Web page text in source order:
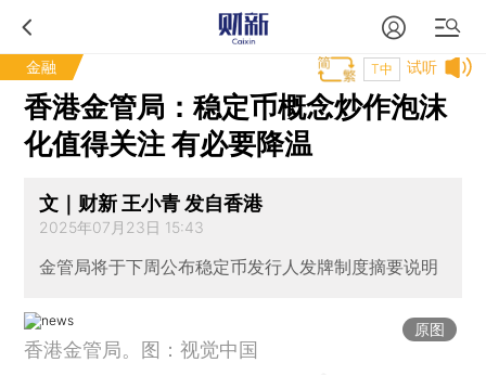
金融 试听
T中
香港金管局：稳定币概念炒作泡沫
化值得关注 有必要降温
文｜财新 王小青 发自香港
2025年07月23日 15:43
金管局将于下周公布稳定币发行人发牌制度摘要说明
原图
香港金管局。图：视觉中国